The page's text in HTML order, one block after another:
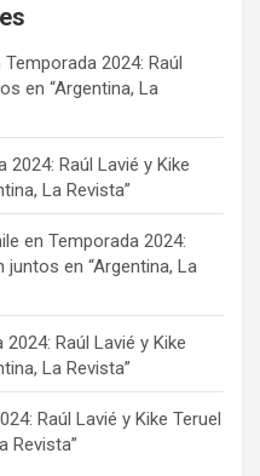
Temporada 2024: Raúl
en “Argentina, La
2024: Raúl Lavié y Kike
La Revista”
en Temporada 2024:
juntos en “Argentina, La
Raúl Lavié y Kike
La Revista”
Raúl Lavié y Kike Teruel
Revista”